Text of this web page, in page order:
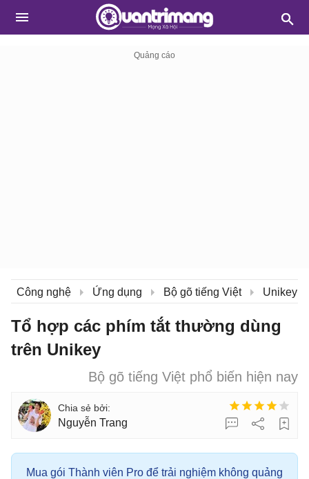
Công nghệ Ứng dụng Bộ gõ tiếng Việt Unikey
Tổ hợp các phím tắt thường dùng
trên Unikey
Bộ gõ tiếng Việt phổ biến hiện nay
Nguyễn Trang
Mua gói Thành viên Pro để trải nghiệm không quảng